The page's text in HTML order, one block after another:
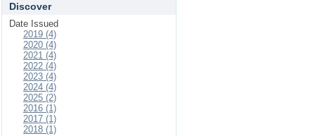
Discover
Date Issued
2019 (4)
2020 (4)
2021 (4)
2022 (4)
2023 (4)
2024 (4)
2025 (2)
2016 (1)
2017 (1)
2018 (1)